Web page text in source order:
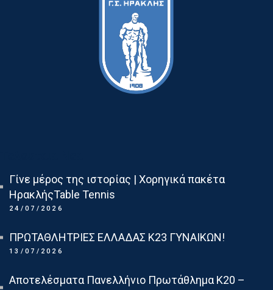
Γίνε μέρος της ιστορίας | Χορηγικά πακέτα
ΗρακλήςTable Tennis
24/07/2026
ΠΡΩΤΑΘΛΗΤΡΙΕΣ ΕΛΛΑΔΑΣ Κ23 ΓΥΝΑΙΚΩΝ!
13/07/2026
Αποτελέσματα Πανελλήνιο Πρωτάθλημα Κ20 –